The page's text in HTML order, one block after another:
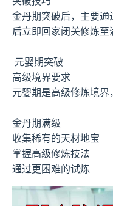
金丹期突破后，主要
后立即回家闭关修炼至
元婴期突破
高级境界要求
元婴期是高级修炼境界
金丹期满级
收集稀有的天材地宝
掌握高级修炼技法
通过更困难的试炼